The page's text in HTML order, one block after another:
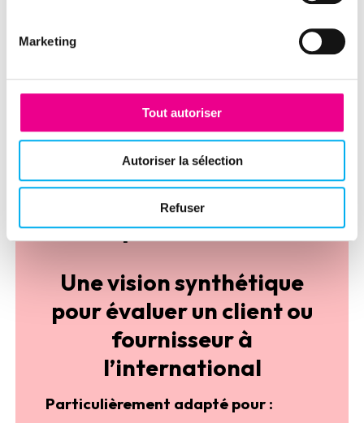
Marketing
Tout autoriser
Autoriser la sélection
Refuser
A l’international
Enquête Classic
Une vision synthétique
pour évaluer un client ou
fournisseur à
l’international
Particulièrement adapté pour :